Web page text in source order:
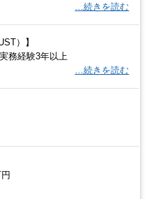
…続きを読む
）】
務経験3年以上
…続きを読む